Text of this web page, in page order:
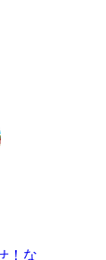
！な